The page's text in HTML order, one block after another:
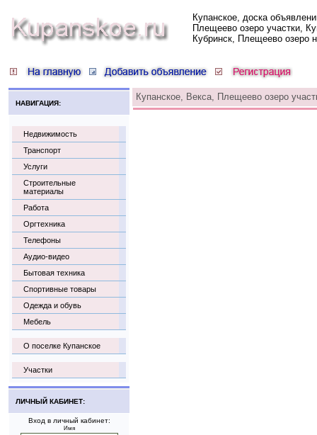
Купанское, доска
Плещеево озеро участки,
Кубринск, Плещеево озеро
НАВИГАЦИЯ:
Недвижимость
Транспорт
Услуги
Строительные
материалы
Работа
Оргтехника
Телефоны
Аудио-видео
Бытовая техника
Спортивные товары
Одежда и обувь
Мебель
О поселке Купанское
Участки
ЛИЧНЫЙ КАБИНЕТ:
Вход в личный кабинет:
Имя
Купанское, Векса, Плещеево озеро